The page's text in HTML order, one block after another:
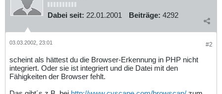
Dabei seit: 22.01.2001 Beiträge: 4292
#2
03.03.2002, 23:01
scheint als hättest du die Browser-Erkennung in PHP nicht
integriert. Oder sie ist integriert und die Datei mit den
Fähigkeiten der Browser fehlt.